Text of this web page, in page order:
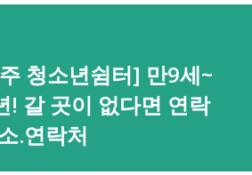
청소년쉼터] 만9세~
! 갈 곳이 없다면 연락
.연락처